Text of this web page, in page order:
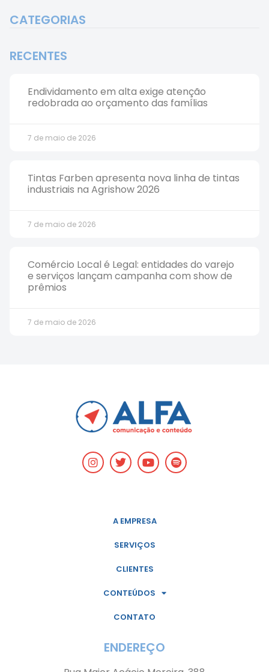
CATEGORIAS
RECENTES
Endividamento em alta exige atenção
redobrada ao orçamento das famílias
7 de maio de 2026
Tintas Farben apresenta nova linha de tintas
industriais na Agrishow 2026
7 de maio de 2026
Comércio Local é Legal: entidades do varejo
e serviços lançam campanha com show de
prêmios
7 de maio de 2026
A EMPRESA
SERVIÇOS
CLIENTES
CONTEÚDOS
CONTATO
ENDEREÇO